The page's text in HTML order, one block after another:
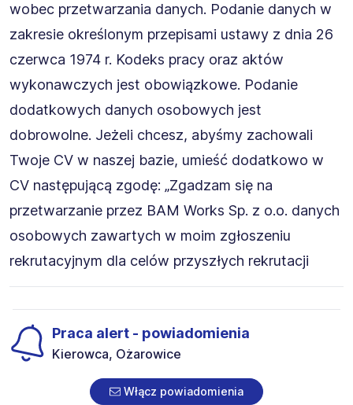
wobec przetwarzania danych. Podanie danych w
zakresie określonym przepisami ustawy z dnia 26
czerwca 1974 r. Kodeks pracy oraz aktów
wykonawczych jest obowiązkowe. Podanie
dodatkowych danych osobowych jest
dobrowolne. Jeżeli chcesz, abyśmy zachowali
Twoje CV w naszej bazie, umieść dodatkowo w
CV następującą zgodę: „Zgadzam się na
przetwarzanie przez BAM Works Sp. z o.o. danych
osobowych zawartych w moim zgłoszeniu
rekrutacyjnym dla celów przyszłych rekrutacji
Praca alert - powiadomienia
Kierowca, Ożarowice
Włącz powiadomienia